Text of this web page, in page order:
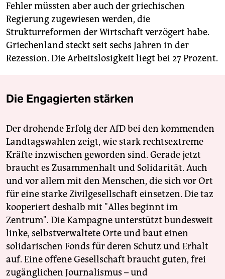
Fehler müssten aber auch der griechischen
Regierung zugewiesen werden, die
Strukturreformen der Wirtschaft verzögert habe.
Griechenland steckt seit sechs Jahren in der
Rezession. Die Arbeitslosigkeit liegt bei 27 Prozent.
Die Engagierten stärken
Der drohende Erfolg der AfD bei den kommenden
Landtagswahlen zeigt, wie stark rechtsextreme
Kräfte inzwischen geworden sind. Gerade jetzt
braucht es Zusammenhalt und Solidarität. Auch
und vor allem mit den Menschen, die sich vor Ort
für eine starke Zivilgesellschaft einsetzen. Die taz
kooperiert deshalb mit "Alles beginnt im
Zentrum". Die Kampagne unterstützt bundesweit
linke, selbstverwaltete Orte und baut einen
solidarischen Fonds für deren Schutz und Erhalt
auf. Eine offene Gesellschaft braucht guten, frei
zugänglichen Journalismus – und